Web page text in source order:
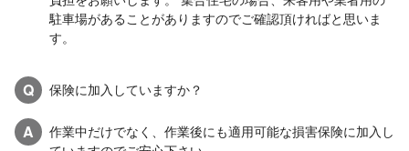
駐車場があることがありますのでご確認頂ければと思いま
す。
Q 保険に加入していますか？
A
作業中だけでなく、作業後にも適用可能な損害保険に加入し